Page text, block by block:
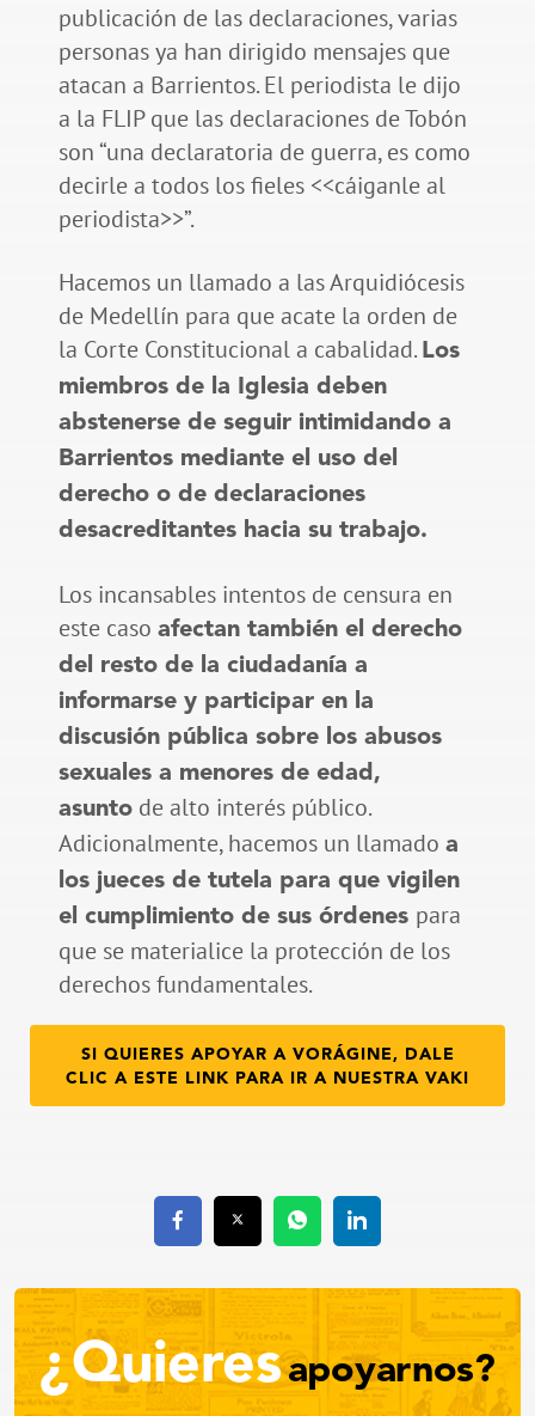
publicación de las declaraciones, varias
personas ya han dirigido mensajes que
atacan a Barrientos. El periodista le dijo
a la FLIP que las declaraciones de Tobón
son “una declaratoria de guerra, es como
decirle a todos los fieles <<cáiganle al
periodista>>”.
Hacemos un llamado a las Arquidiócesis
de Medellín para que acate la orden de
la Corte Constitucional a cabalidad. Los
miembros de la Iglesia deben
abstenerse de seguir intimidando a
Barrientos mediante el uso del
derecho o de declaraciones
desacreditantes hacia su trabajo.
Los incansables intentos de censura en
este caso afectan también el derecho
del resto de la ciudadanía a
informarse y participar en la
discusión pública sobre los abusos
sexuales a menores de edad,
asuntode alto interés público.
Adicionalmente, hacemos un llamado a
los jueces de tutela para que vigilen
el cumplimiento de sus órdenes para
que se materialice la protección de los
derechos fundamentales.
SI QUIERES APOYAR A VORÁGINE, DALE
CLIC A ESTE LINK PARA IR A NUESTRA VAKI
¿Quieresapoyarnos?